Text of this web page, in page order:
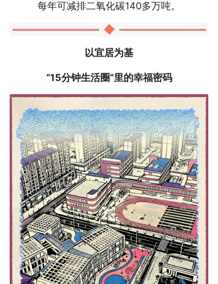
每年可减排二氧化碳140多万吨。
以宜居为基
“15分钟生活圈”里的幸福密码